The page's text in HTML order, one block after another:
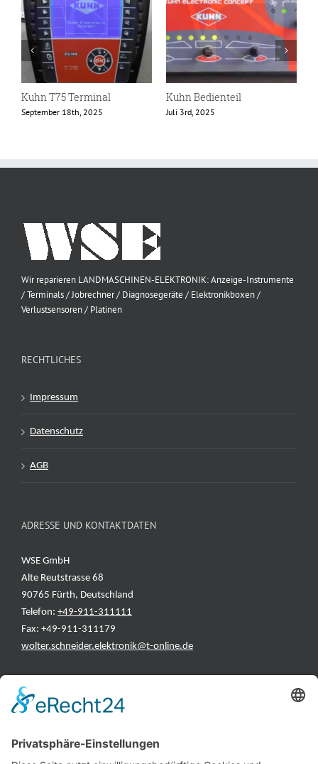
Kuhn T75 Terminal
September 18th, 2025
Kuhn Bedienteil
Juli 3rd, 2025
Wir reparieren LANDMASCHINEN-ELEKTRONIK: Anzeige-Instrumente
/ Terminals / Jobrechner / Diagnosegeräte / Elektronikboxen /
Verlustsensoren / Platinen
RECHTLICHES
Impressum
Datenschutz
AGB
ADRESSE UND KONTAKTDATEN
WSE GmbH
Alte Reutstrasse 68
90765 Fürth, Deutschland
Telefon: +49-911-311111
Fax: +49-911-311179
wolter.schneider.elektronik@t-online.de
INFORMATIONEN